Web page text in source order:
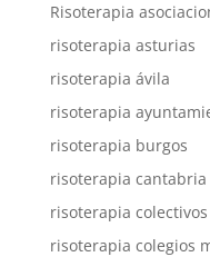
Risoterapia
risoterapia asturias
risoterapia ávila
risoterapia
risoterapia burgos
risoterapia cantabria
risoterapia
risoterapia colegios